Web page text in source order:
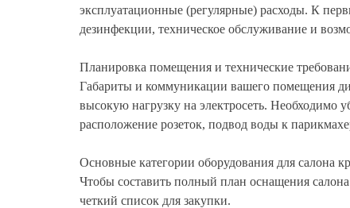
эксплуатационные (регулярные) расходы. К
дезинфекции, техническое обслуживание и
Планировка помещения и технические
Габариты и коммуникации вашего помещения
высокую нагрузку на электросеть. Необходимо
расположение розеток, подвод воды к
Основные категории оборудования для салона
Чтобы составить полный план оснащения
четкий список для закупки.